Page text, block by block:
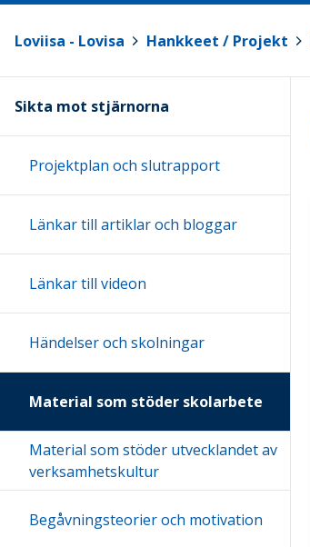
Loviisa - Lovisa Hankkeet / Projekt
Sikta mot stjärnorna
Projektplan och slutrapport
Länkar till artiklar och bloggar
Länkar till videon
Händelser och skolningar
Material som stöder skolarbete
Material som stöder utvecklandet av
verksamhetskultur
Begåvningsteorier och motivation